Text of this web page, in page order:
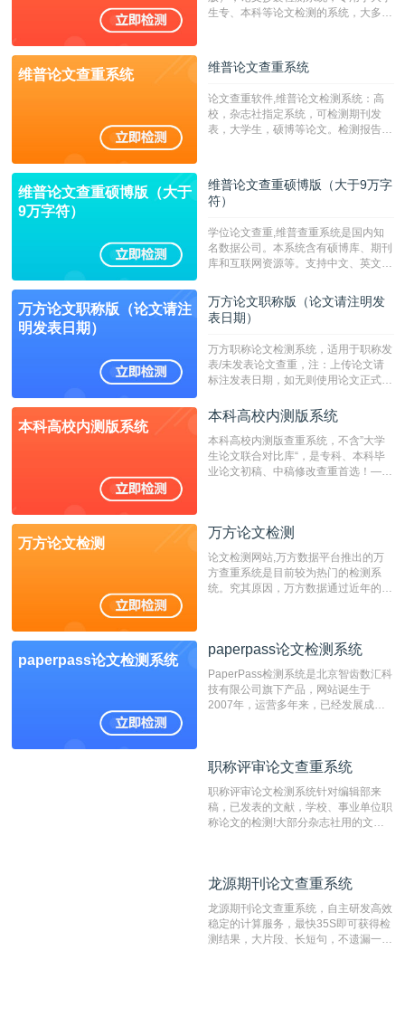
生专、本科等论文检测的系统，大多数
维普论文查重系统 维普论文查重系统
论文查重软件,维普论文检测系统：高
校，杂志社指定系统，可检测期刊发
表，大学生，硕博等论文。检测报告支
维普论文查重硕博版（大于
9万字符）
维普论文查重硕博版（大于9万字
符）
学位论文查重,维普查重系统是国内知
名数据公司。本系统含有硕博库、期刊
库和互联网资源等。支持中文、英文、
定院校！！！
万方论文职称版（论文请注
明发表日期）
万方论文职称版（论文请注明发
表日期）
万方职称论文检测系统，适用于职称发
表/未发表论文查重，注：上传论文请
标注发表日期，如无则使用论文正式发
成时间作为发表日期。
本科高校内测版系统
本科高校内测版系统
本科高校内测版查重系统，不含”大学
生论文联合对比库“，是专科、本科毕
业论文初稿、中稿修改查重首选！——
万方论文检测
万方论文检测
论文检测网站,万方数据平台推出的万
方查重系统是目前较为热门的检测系
统。究其原因，万方数据通过近年的发
非。其次，相对于知网而言，万方检测
重的推荐系统。
paperpass论文检测系统
paperpass论文检测系统
PaperPass检测系统是北京智齿数汇科
技有限公司旗下产品，网站诞生于
2007年，运营多年来，已经发展成为
检测速度快、精度高，市场反映良好。
职称评审论文查重系统
职称评审论文检测系统针对编辑部来
稿，已发表的文献，学校、事业单位职
称论文的检测!大部分杂志社用的文献
编辑部检测来稿和已发表的文献,检测
测时注意填写第一作者,才能排除已发
表文献复制比。（限制字符数1万）
龙源期刊论文查重系统
龙源期刊论文查重系统，自主研发高效
稳定的计算服务，最快35S即可获得检
测结果，大片段、长短句，不遗漏一处